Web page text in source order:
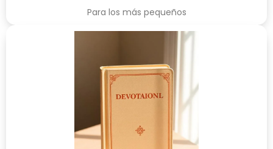
Para los más pequeños